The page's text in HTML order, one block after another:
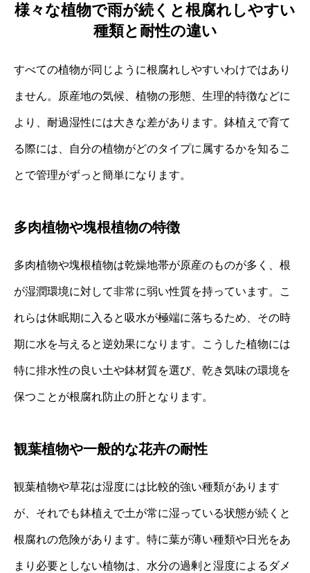
様々な植物で雨が続くと根腐れしやすい
種類と耐性の違い
すべての植物が同じように根腐れしやすいわけではあり
ません。原産地の気候、植物の形態、生理的特徴などに
より、耐過湿性には大きな差があります。鉢植えで育て
る際には、自分の植物がどのタイプに属するかを知るこ
とで管理がずっと簡単になります。
多肉植物や塊根植物の特徴
多肉植物や塊根植物は乾燥地帯が原産のものが多く、根
が湿潤環境に対して非常に弱い性質を持っています。こ
れらは休眠期に入ると吸水が極端に落ちるため、その時
期に水を与えると逆効果になります。こうした植物には
特に排水性の良い土や鉢材質を選び、乾き気味の環境を
保つことが根腐れ防止の肝となります。
観葉植物や一般的な花卉の耐性
観葉植物や草花は湿度には比較的強い種類があります
が、それでも鉢植えで土が常に湿っている状態が続くと
根腐れの危険があります。特に葉が薄い種類や日光をあ
まり必要としない植物は、水分の過剰と湿度によるダメ